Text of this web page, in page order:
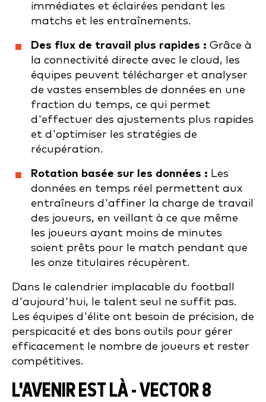
immédiates et éclairées pendant les
matchs et les entraînements.
Des flux de travail plus rapides : Grâce à
la connectivité directe avec le cloud, les
équipes peuvent télécharger et analyser
de vastes ensembles de données en une
fraction du temps, ce qui permet
d'effectuer des ajustements plus rapides
et d'optimiser les stratégies de
récupération.
Rotation basée sur les données : Les
données en temps réel permettent aux
entraîneurs d'affiner la charge de travail
des joueurs, en veillant à ce que même
les joueurs ayant moins de minutes
soient prêts pour le match pendant que
les onze titulaires récupèrent.
Dans le calendrier implacable du football
d'aujourd'hui, le talent seul ne suffit pas.
Les équipes d'élite ont besoin de précision, de
perspicacité et des bons outils pour gérer
efficacement le nombre de joueurs et rester
compétitives.
L'AVENIR EST LÀ- VECTOR 8